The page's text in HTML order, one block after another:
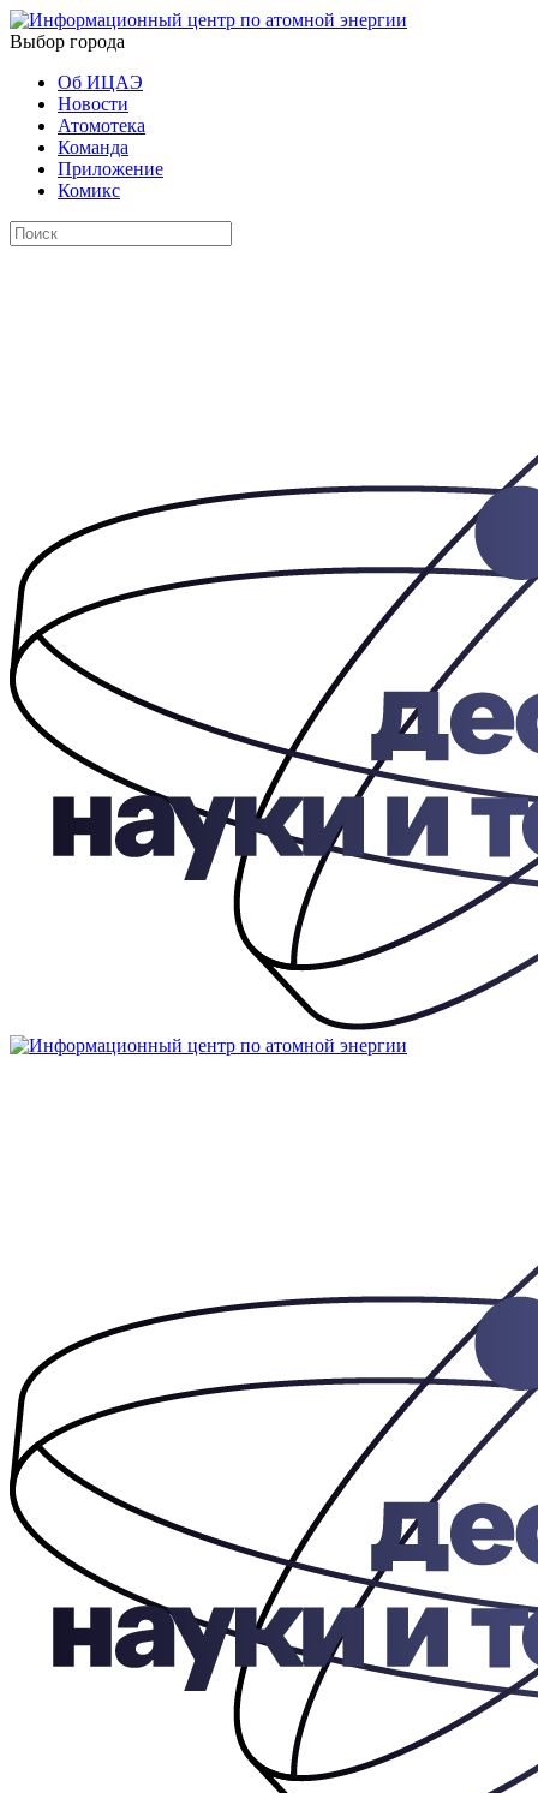
Выбор города
Об ИЦАЭ
Новости
Атомотека
Команда
Приложение
Комикс